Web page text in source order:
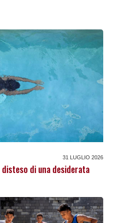
31 LUGLIO 2026
di una desiderata